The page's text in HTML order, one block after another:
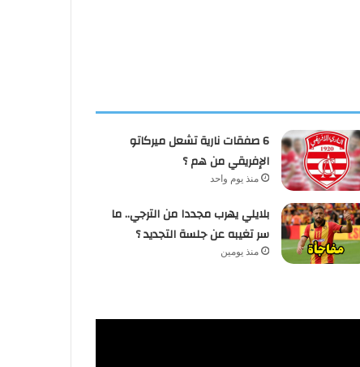
6 صفقات نارية تشعل ميركاتو
الإفريقي من هم ؟
منذ يوم واحد
بلايلي يهرب مجددا من الترجي.. ما
سر تغيبه عن جلسة التجديد ؟
منذ يومين